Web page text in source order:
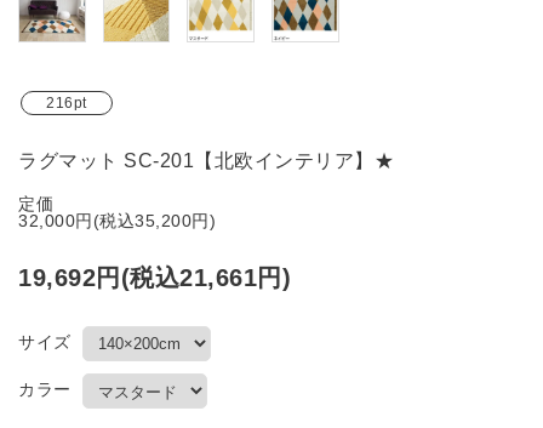
216pt
ラグマット SC-201【北欧インテリア】★
定価
32,000円(税込35,200円)
19,692円(税込21,661円)
サイズ
カラー